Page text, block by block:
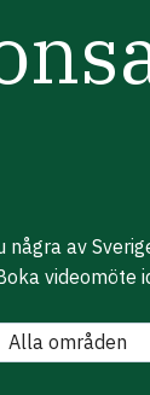
av
videomöte